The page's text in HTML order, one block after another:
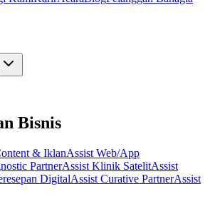
Bisnis
& IklanAssist Web/App
PartnerAssist Klinik SatelitAssist
DigitalAssist Curative PartnerAssist